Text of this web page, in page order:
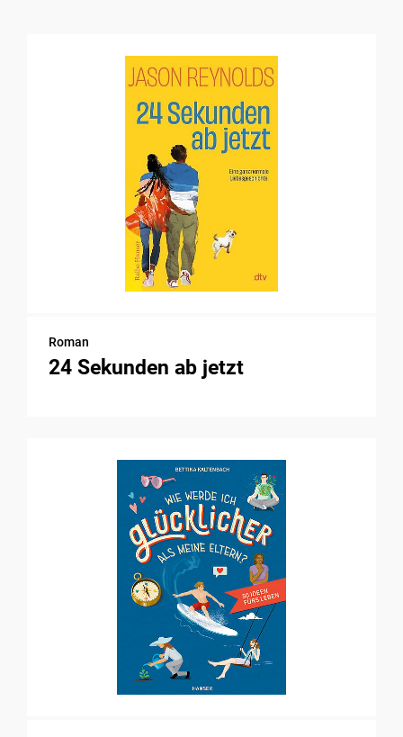
Roman
24 Sekunden ab jetzt